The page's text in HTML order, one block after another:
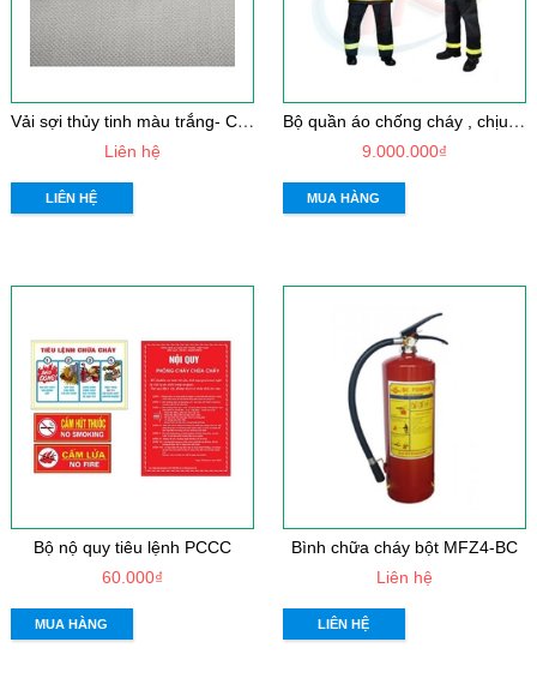
V
ải sợi thủy tinh màu trắng- Chống cháy
Liên hệ
LIÊN HỆ
B
ộ quần áo chống cháy , chịu nhiệt - Vải Dick son PTL
9.000.000₫
MUA HÀNG
Bộ nộ quy tiêu lệnh PCCC
60.000₫
MUA HÀNG
Bình chữa cháy bột MFZ4-BC
Liên hệ
LIÊN HỆ